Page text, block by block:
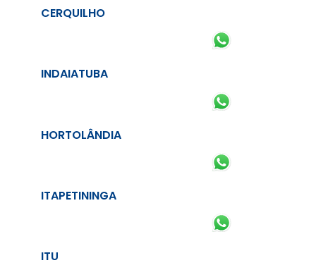
CERQUILHO
INDAIATUBA
HORTOLÂNDIA
ITAPETININGA
ITU